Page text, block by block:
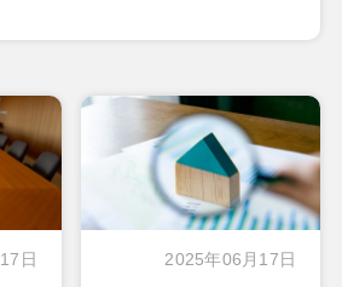
日 2025年06月17日